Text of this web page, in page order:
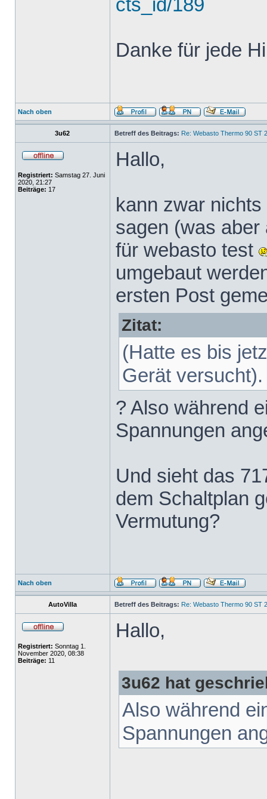
cts_id/189
Danke für jede
Nach oben
3u62 Betreff des Beitrags: Re: Webasto Thermo 90 ST
Registriert: Samstag 27. Juni
2020, 21:27
Beiträge: 17
Hallo,
kann zwar
sagen (was aber
für webasto test
umgebaut
ersten Post
Zitat:
(Hatte es bis
Gerät versucht).
? Also während
Spannungen
Und sieht das
dem Schaltplan
Vermutung?
Nach oben
AutoVilla Betreff des Beitrags: Re: Webasto Thermo 90 ST
Registriert: Sonntag 1.
November 2020, 08:38
Beiträge: 11
Hallo,
3u62 hat
Also während
Spannungen